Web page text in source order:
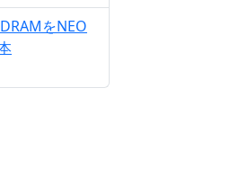
をNEO